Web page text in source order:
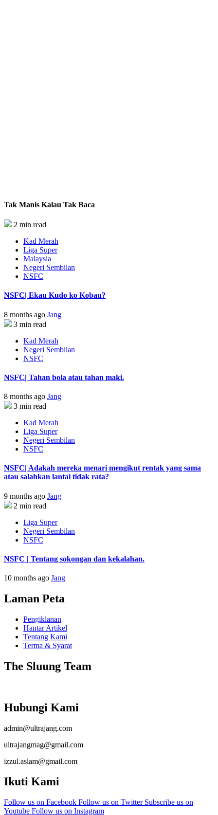
Tak Manis Kalau Tak Baca
2 min read
Kad Merah
Liga Super
Malaysia
Negeri Sembilan
NSFC
NSFC| Ekau Kudo ko Kobau?
8 months ago Jang
3 min read
Kad Merah
Negeri Sembilan
NSFC
NSFC| Tahan bola atau tahan maki.
8 months ago Jang
3 min read
Kad Merah
Liga Super
Negeri Sembilan
NSFC
NSFC| Adakah mereka menari mengikut rentak yang sama
atau salahkan lantai tidak rata?
9 months ago Jang
2 min read
Liga Super
Negeri Sembilan
NSFC
NSFC | Tentang sokongan dan kekalahan.
10 months ago Jang
Laman Peta
Pengiklanan
Hantar Artikel
Tentang Kami
Terma & Syarat
The Sluung Team
Hubungi Kami
admin@ultrajang.com
ultrajangmag@gmail.com
izzul.aslam@gmail.com
Ikuti Kami
Follow us on Facebook Follow us on Twitter Subscribe us on
Youtube Follow us on Instagram